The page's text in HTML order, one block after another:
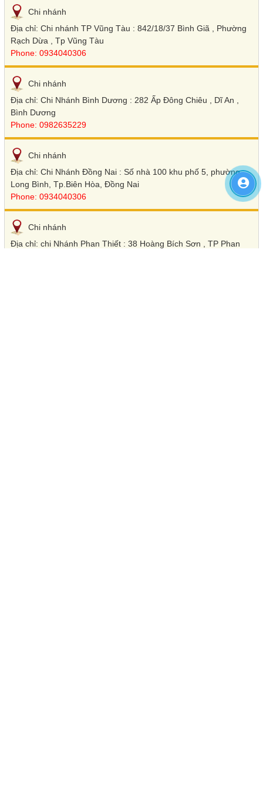
Chi nhánh
Địa chỉ: Chi nhánh TP Vũng Tàu : 842/18/37 Bình Giã , Phường
Rạch Dừa , Tp Vũng Tàu
Phone: 0934040306
Chi nhánh
Địa chỉ: Chi Nhánh Bình Dương : 282 Ấp Đông Chiêu , Dĩ An ,
Bình Dương
Phone: 0982635229
Chi nhánh
Địa chỉ: Chi Nhánh Đồng Nai : Số nhà 100 khu phố 5, phường
Long Bình, Tp.Biên Hòa, Đồng Nai
Phone: 0934040306
Chi nhánh
Địa chỉ: chi Nhánh Phan Thiết : 38 Hoàng Bích Sơn , TP Phan